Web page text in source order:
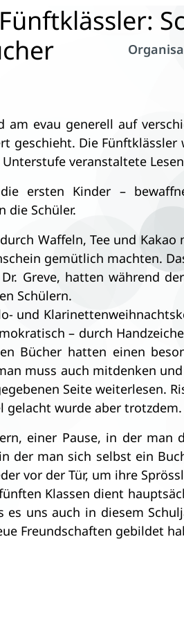
am evau generell auf
geschieht. Die
veranstaltete
ersten Kinder –
die Schüler.
Waffeln, Tee und
gemütlich machten.
Greve, hatten während
Schülern.
und
– durch
Bücher hatten einen
muss auch mitdenken
Seite weiterlesen.
gelacht wurde aber trotzdem.
einer Pause, in der
der man sich selbst ein
vor der Tür, um ihre
Klassen dient
es uns auch in diesem
Freundschaften gebildet